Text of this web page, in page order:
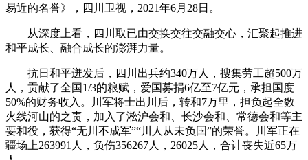
易近的名誉》，四川卫视，2021年6月28日。
从深度上看，四川取已由交换交往交融交心，汇聚起推进
和平成长、融合成长的澎湃力量。
抗日和平迸发后，四川出兵约340万人，搜集劳工超500万
人，贡献了全国1/3的粮赋，爱国募捐6亿至7亿元，承担国度
50%的财务收入。川军将士出川后，转和7万里，担负起全数
火线河山的之责，加入了淞沪会和、长沙会和、常德会和等主
要和役，获得“无川不成军”“川人从未负国”的荣誉。川军正在
疆场上263991人，负伤356267人，26025人，合计丧失近65万